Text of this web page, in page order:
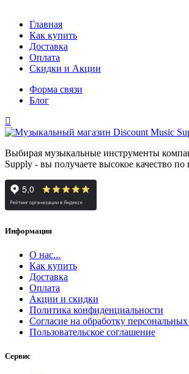
Главная
Как купить
Доставка
Оплата
Скидки и Акции
Форма связи
Блог
Выбирая музыкальные инструменты
Supply - вы получаете высокое качество
Информация
О нас...
Как купить
Доставка
Оплата
Акции и скидки
Политика конфиденциальности
Согласие на обработку
Пользовательское соглашение
Сервис